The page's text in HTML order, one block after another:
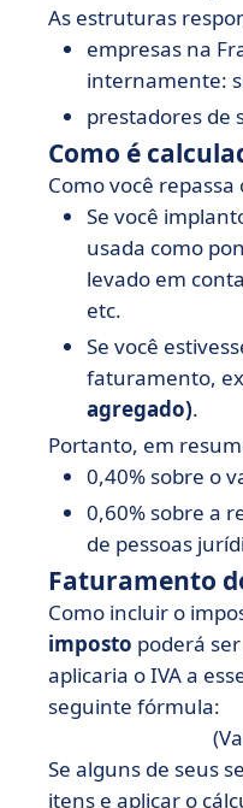
As estruturas
empresas na
internamente:
prestadores de
Como é
Como você
Se você
usada como
levado em
etc.
Se você
faturamento,
agregado).
Portanto, em
0,40% sobre o
0,60% sobre a
de pessoas
Faturamento
Como incluir o
imposto poderá
aplicaria o IVA a
seguinte fórmula:
Se alguns de seus
itens e aplicar o